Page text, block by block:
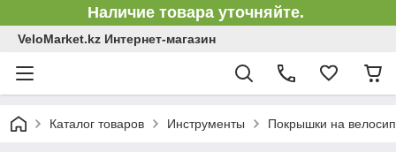
Наличие товара уточняйте.
VeloMarket.kz Интернет-магазин
Каталог товаров Инструменты Покрышки на